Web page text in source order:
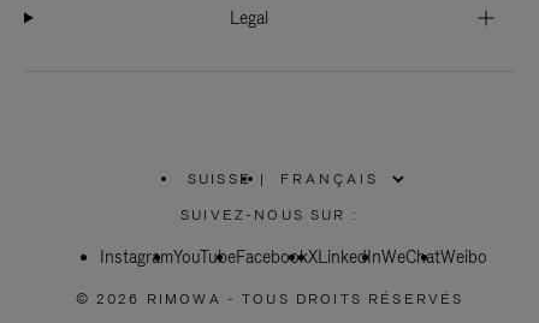
Legal
SUISSE
SÉLECTIONNEZ
VOTRE
|
SUIVEZ-NOUS SUR :
InstagramYouTubeFacebookXLinkedInWeChatWeibo
© 2026 RIMOWA - TOUS DROITS RÉSERVÉS